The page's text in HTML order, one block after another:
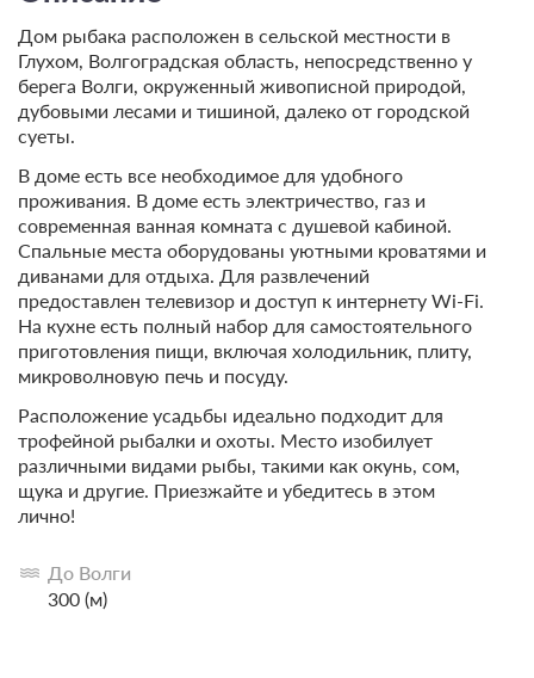
Дом рыбака расположен в сельской местности в
Глухом, Волгоградская область, непосредственно у
берега Волги, окруженный живописной природой,
дубовыми лесами и тишиной, далеко от городской
суеты.
В доме есть все необходимое для удобного
проживания. В доме есть электричество, газ и
современная ванная комната с душевой кабиной.
Спальные места оборудованы уютными кроватями и
диванами для отдыха. Для развлечений
предоставлен телевизор и доступ к интернету Wi-Fi.
На кухне есть полный набор для самостоятельного
приготовления пищи, включая холодильник, плиту,
микроволновую печь и посуду.
Расположение усадьбы идеально подходит для
трофейной рыбалки и охоты. Место изобилует
различными видами рыбы, такими как окунь, сом,
щука и другие. Приезжайте и убедитесь в этом
лично!
До Волги
300 (м)